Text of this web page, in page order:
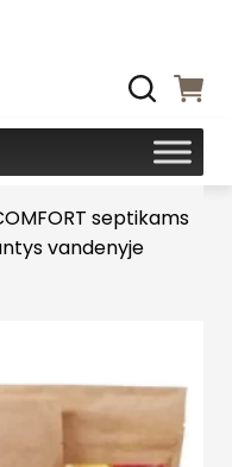
septikams
vandenyje